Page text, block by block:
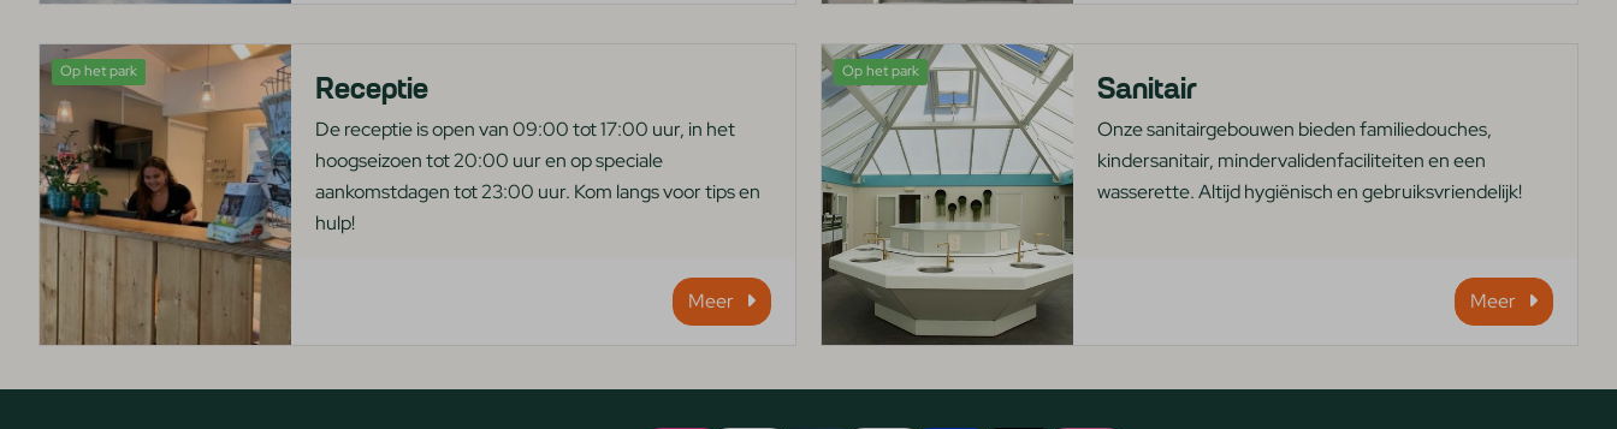
Op het park Receptie
De receptie is open van 09:00 tot 17:00 uur, in het
hoogseizoen tot 20:00 uur en op speciale
aankomstdagen tot 23:00 uur. Kom langs voor tips en
hulp!
Meer
Op het park Sanitair
Onze sanitairgebouwen bieden familiedouches,
kindersanitair, mindervalidenfaciliteiten en een
wasserette. Altijd hygiënisch en gebruiksvriendelijk!
Meer